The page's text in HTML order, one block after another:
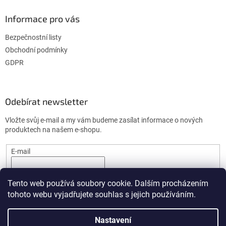
Tento web používá soubory cookie. Dalším procházením
tohoto webu vyjadřujete souhlas s jejich používáním.
Nastavení
Informace pro vás
Bezpečnostní listy
Obchodní podmínky
GDPR
Odebírat newsletter
Vložte svůj e-mail a my vám budeme zasílat informace o nových
produktech na našem e-shopu.
E-mail
PŘIHLÁSIT SE
Vytvořil Shoptet